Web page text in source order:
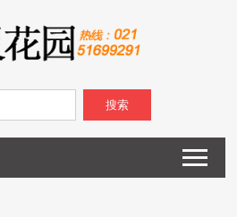
搜索